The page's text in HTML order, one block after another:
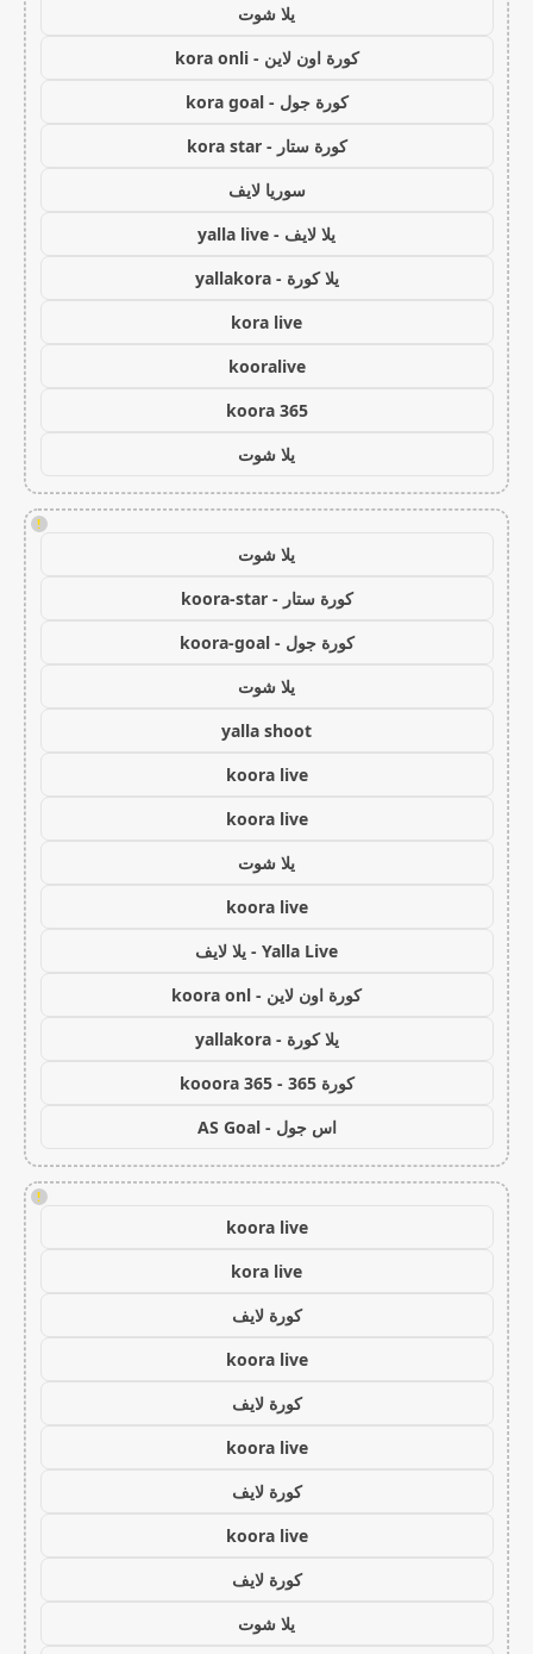
يلا شوت
كورة اون لاين - kora onli
كورة جول - kora goal
كورة ستار - kora star
سوريا لايف
يلا لايف - yalla live
يلا كورة - yallakora
kora live
kooralive
koora 365
يلا شوت
!
يلا شوت
كورة ستار - koora-star
كورة جول - koora-goal
يلا شوت
yalla shoot
koora live
koora live
يلا شوت
koora live
Yalla Live - يلا لايف
كورة اون لاين - koora onl
يلا كورة - yallakora
كورة 365 - kooora 365
اس جول - AS Goal
!
koora live
kora live
كورة لايف
koora live
كورة لايف
koora live
كورة لايف
koora live
كورة لايف
يلا شوت